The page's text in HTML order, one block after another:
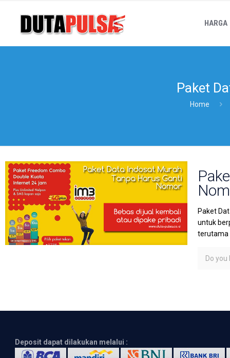
HARGA
Paket
Home
Paket
untuk
terutama
Do you
Deposit dapat dilakukan melalui :